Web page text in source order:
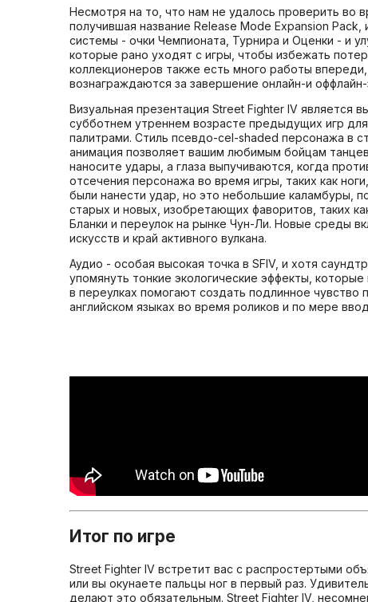
Несмотря на то, что нам не удалось проверить во
получившая название Release Mode Expansion
системы - очки Чемпионата, Турнира и Оценки - и
которые рано уходят с игры, чтобы избежать
коллекционеров также есть много работы
вознаграждаются за завершение онлайн-и оффлайн-
Визуальная презентация Street Fighter IV является
субботнем утреннем возрасте предыдущих игр
палитрами. Стиль псевдо-cel-shaded персонажа в
анимация позволяет вашим любимым бойцам
наносите удары, а глаза выпучиваются, когда
отсечения персонажа во время игры, таких как
были нанести удар, но это небольшие каламбуры,
старых и новых, изобретающих фаворитов, таких
Бланки и переулок на рынке Чун-Ли. Новые среды
искусств и край активного вулкана.
Аудио - особая высокая точка в SFIV, и хотя
упомянуть тонкие экологические эффекты,
в переулках помогают создать подлинное
английском языках во время роликов и по мере
Итог по игре
Street Fighter IV встретит вас с распростертыми
или вы окунаете пальцы ног в первый раз.
делают это обязательным. Street Fighter IV,